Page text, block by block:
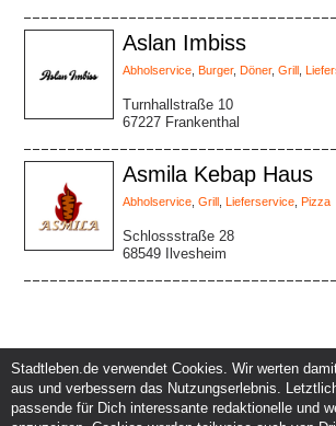
Aslan Imbiss
Abholservice Burger, Döner, Grill
Turnhallstraße 10
67227 Frankenthal
Asmila Kebap Haus
Abholservice Grill Lieferservice Pizza
Schlossstraße 28
68549 Ilvesheim
Service und Support
Kontakt
Kunden
Events
Stadtleben.de verwendet Cookies. Wir werten
aus und verbessern das Nutzungserlebnis.
passende für Dich interessante redaktionelle und